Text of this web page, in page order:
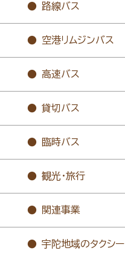
路線バス
空港リムジンバス
高速バス
貸切バス
臨時バス
観光・旅行
関連事業
宇陀地域のタクシー